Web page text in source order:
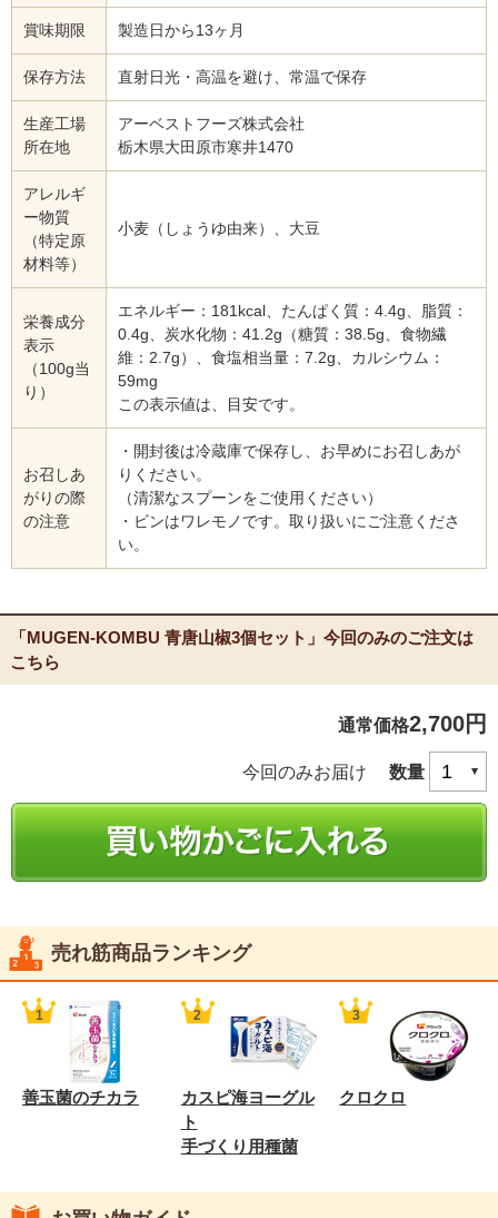
賞味期限 製造日から13ヶ月
保存方法 直射日光・高温を避け、常温で保存
生産工場
所在地
アーベストフーズ株式会社
栃木県大田原市寒井1470
アレルギ
ー物質
（特定原
材料等）
小麦（しょうゆ由来）、大豆
栄養成分
表示
（100g当
り）
エネルギー：181kcal、たんぱく質：4.4g、脂質：
0.4g、炭水化物：41.2g（糖質：38.5g、食物繊
維：2.7g）、食塩相当量：7.2g、カルシウム：
59mg
この表示値は、目安です。
お召しあ
がりの際
の注意
・開封後は冷蔵庫で保存し、お早めにお召しあが
りください。
（清潔なスプーンをご使用ください）
・ビンはワレモノです。取り扱いにご注意くださ
い。
「MUGEN-KOMBU 青唐山椒3個セット」今回のみのご注文は
こちら
通常価格2,700円
今回のみお届け 数量
売れ筋商品ランキング
善玉菌のチカラ
カスピ海ヨーグル
ト
手づくり用種菌
クロクロ